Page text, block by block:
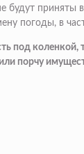
будут приняты
погоды, в
под коленкой,
порчу